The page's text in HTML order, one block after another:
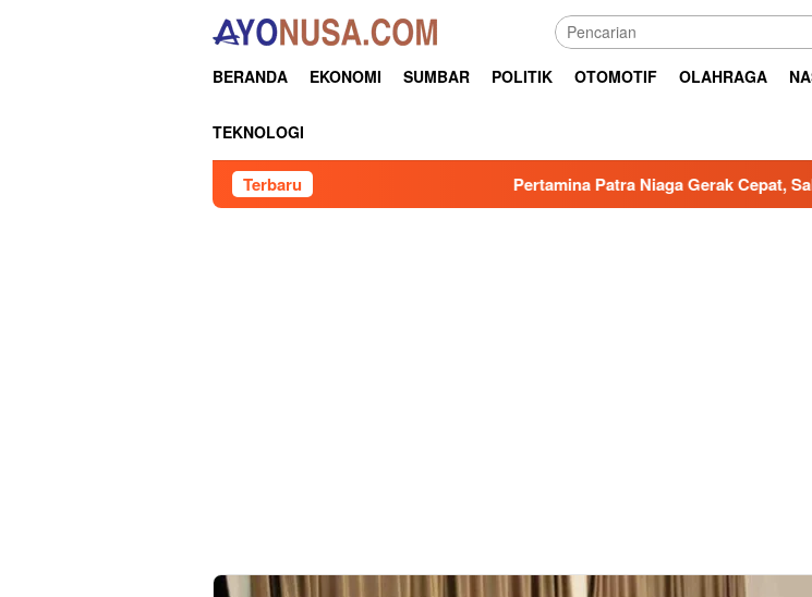
BERANDA EKONOMI SUMBAR POLITIK OTOMOTIF OLAHRAGA
TEKNOLOGI
Terbaru Pertamina Patra Niaga Gerak Cepat, Salurkan